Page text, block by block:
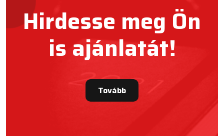
Hirdesse meg Ön
is ajánlatát!
Tovább